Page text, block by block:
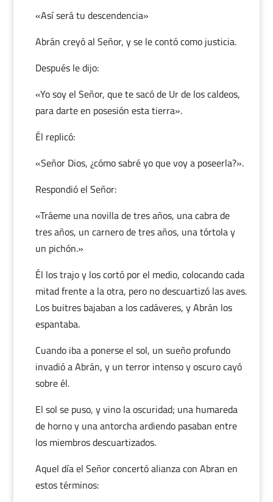
«Así será tu descendencia»
Abrán creyó al Señor, y se le contó como justicia.
Después le dijo:
«Yo soy el Señor, que te sacó de Ur de los caldeos,
para darte en posesión esta tierra».
Él replicó:
«Señor Dios, ¿cómo sabré yo que voy a poseerla?».
Respondió el Señor:
«Tráeme una novilla de tres años, una cabra de
tres años, un carnero de tres años, una tórtola y
un pichón.»
Él los trajo y los cortó por el medio, colocando cada
mitad frente a la otra, pero no descuartizó las aves.
Los buitres bajaban a los cadáveres, y Abrán los
espantaba.
Cuando iba a ponerse el sol, un sueño profundo
invadió a Abrán, y un terror intenso y oscuro cayó
sobre él.
El sol se puso, y vino la oscuridad; una humareda
de horno y una antorcha ardiendo pasaban entre
los miembros descuartizados.
Aquel día el Señor concertó alianza con Abran en
estos términos: